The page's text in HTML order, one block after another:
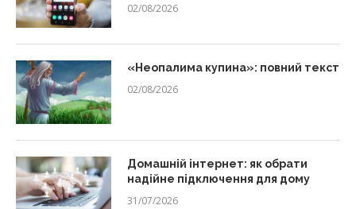
02/08/2026
«Неопалима купина»: повний текст
02/08/2026
Домашній інтернет: як обрати
надійне підключення для дому
31/07/2026